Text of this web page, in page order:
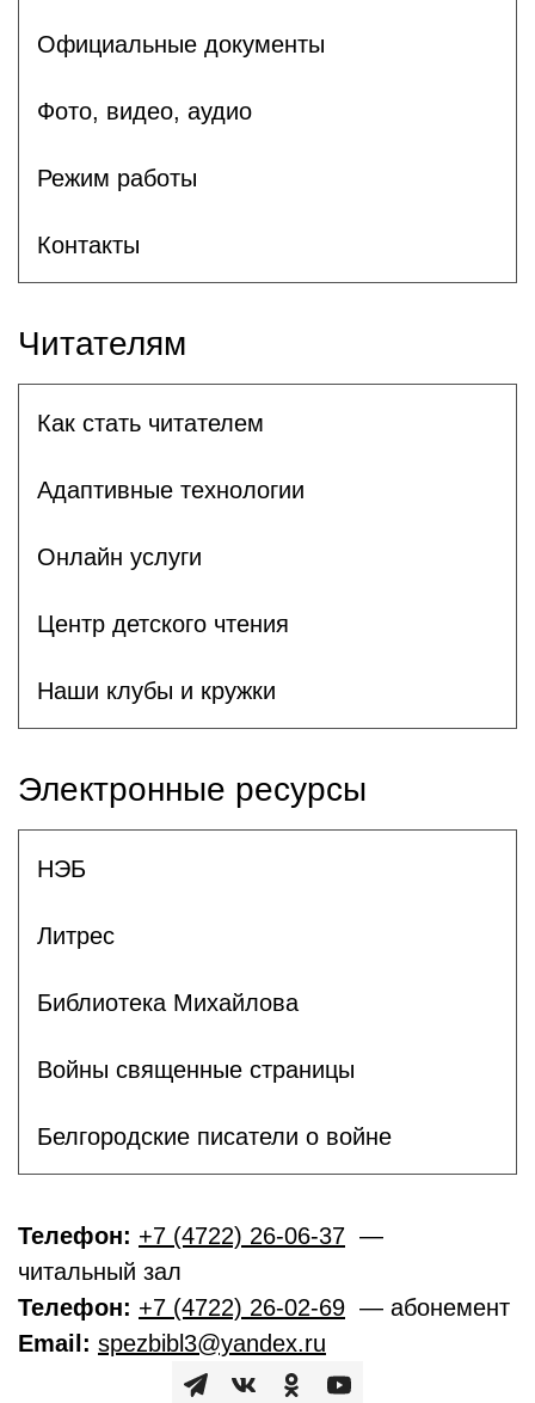
Официальные документы
Фото, видео, аудио
Режим работы
Контакты
Читателям
Как стать читателем
Адаптивные технологии
Онлайн услуги
Центр детского чтения
Наши клубы и кружки
Электронные ресурсы
НЭБ
Литрес
Библиотека Михайлова
Войны священные страницы
Белгородские писатели о войне
Телефон: +7 (4722) 26-06-37 —
читальный зал
Телефон: +7 (4722) 26-02-69 — абонемент
Email: spezbibl3@yandex.ru